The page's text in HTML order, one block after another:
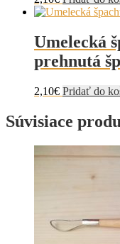
Umelecká
prehnutá
2,10€ Pridať do
Súvisiace